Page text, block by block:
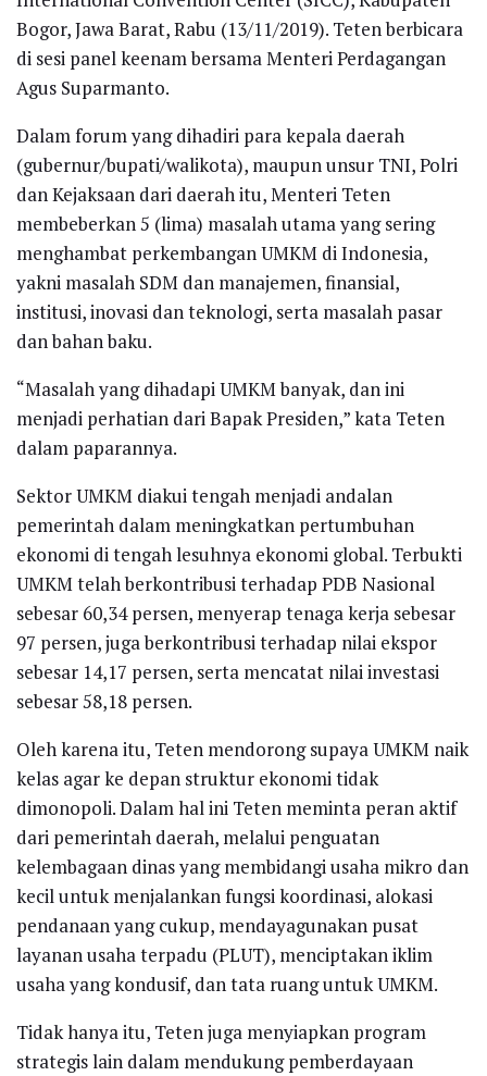
Bogor, Jawa Barat, Rabu (13/11/2019). Teten berbicara
di sesi panel keenam bersama Menteri Perdagangan
Agus Suparmanto.
Dalam forum yang dihadiri para kepala daerah
(gubernur/bupati/walikota), maupun unsur TNI, Polri
dan Kejaksaan dari daerah itu, Menteri Teten
membeberkan 5 (lima) masalah utama yang sering
menghambat perkembangan UMKM di Indonesia,
yakni masalah SDM dan manajemen, finansial,
institusi, inovasi dan teknologi, serta masalah pasar
dan bahan baku.
“Masalah yang dihadapi UMKM banyak, dan ini
menjadi perhatian dari Bapak Presiden,” kata Teten
dalam paparannya.
Sektor UMKM diakui tengah menjadi andalan
pemerintah dalam meningkatkan pertumbuhan
ekonomi di tengah lesuhnya ekonomi global. Terbukti
UMKM telah berkontribusi terhadap PDB Nasional
sebesar 60,34 persen, menyerap tenaga kerja sebesar
97 persen, juga berkontribusi terhadap nilai ekspor
sebesar 14,17 persen, serta mencatat nilai investasi
sebesar 58,18 persen.
Oleh karena itu, Teten mendorong supaya UMKM naik
kelas agar ke depan struktur ekonomi tidak
dimonopoli. Dalam hal ini Teten meminta peran aktif
dari pemerintah daerah, melalui penguatan
kelembagaan dinas yang membidangi usaha mikro dan
kecil untuk menjalankan fungsi koordinasi, alokasi
pendanaan yang cukup, mendayagunakan pusat
layanan usaha terpadu (PLUT), menciptakan iklim
usaha yang kondusif, dan tata ruang untuk UMKM.
Tidak hanya itu, Teten juga menyiapkan program
strategis lain dalam mendukung pemberdayaan